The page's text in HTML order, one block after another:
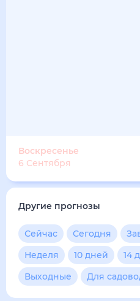
Воскресенье
6 Сентября
Другие прогнозы
Сейчас Сегодня
Неделя
10 дней 14
Выходные
Для